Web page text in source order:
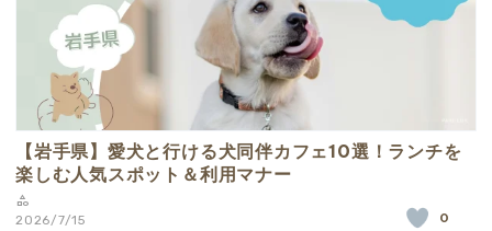
【岩手県】愛犬と行ける犬同伴カフェ10選！ランチを
楽しむ人気スポット＆利用マナー
2026/7/15 0